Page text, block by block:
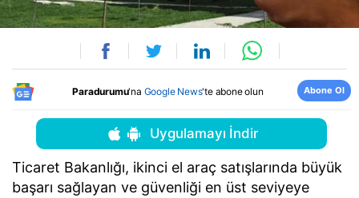
Paradurumu'na Google News'te abone olun Abone Ol
Uygulamayı İndir
Ticaret Bakanlığı, ikinci el araç satışlarında büyük
başarı sağlayan ve güvenliği en üst seviyeye